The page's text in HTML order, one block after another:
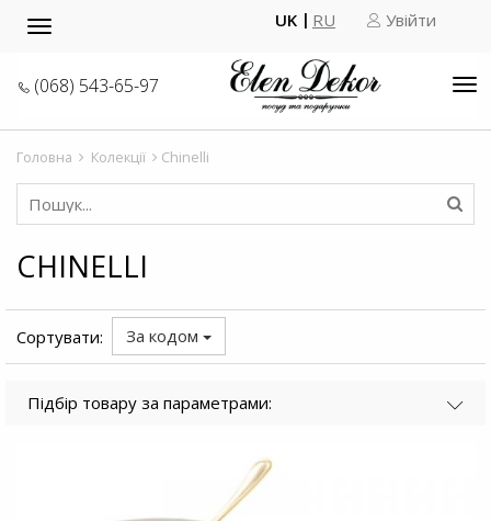
Toggle
UK RU Увійти
(068) 543-65-97
Головна Колекції Chinelli
CHINELLI
Сортувати: За кодом
Підбір товару за параметрами: